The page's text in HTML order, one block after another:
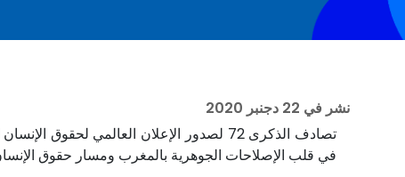
نشر في 22 دجنبر 2020
في قلب الإصلاحات الجوهرية بالمغرب ومسار حقوق